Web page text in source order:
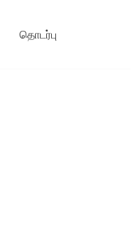
தொடர்பு